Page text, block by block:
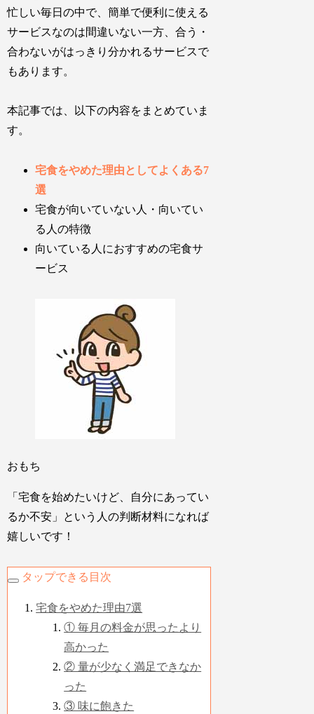
忙しい毎日の中で、簡単で便利に使える
サービスなのは間違いない一方、合う・
合わないがはっきり分かれるサービスで
もあります。
本記事では、以下の内容をまとめていま
す。
宅食をやめた理由としてよくある7
選
宅食が向いていない人・向いてい
る人の特徴
向いている人におすすめの宅食サ
ービス
おもち
「宅食を始めたいけど、自分にあってい
るか不安」という人の判断材料になれば
嬉しいです！
タップできる目次
宅食をやめた理由7選
① 毎月の料金が思ったより
高かった
② 量が少なく満足できなか
った
③ 味に飽きた